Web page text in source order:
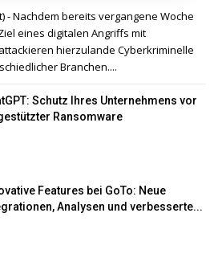
- Nachdem bereits vergangene Woche
eines digitalen Angriffs mit
hierzulande Cyberkriminelle
Branchen....
Schutz Ihres Unternehmens vor
Ransomware
Features bei GoTo: Neue
Analysen und verbesserte...